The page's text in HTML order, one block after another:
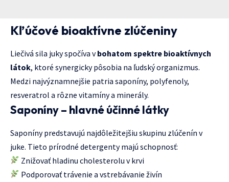
Kľúčové bioaktívne zlúčeniny
Liečivá sila juky spočíva vbohatom spektre bioaktívnych
látok, ktoré synergicky pôsobia na ľudský organizmus.
Medzi najvýznamnejšie patria saponíny, polyfenoly,
resveratrol a rôzne vitamíny a minerály.
Saponíny – hlavné účinné látky
Saponíny predstavujú najdôležitejšiu skupinu zlúčenín v
juke. Tieto prírodné detergenty majú schopnosť:
Znižovať hladinu cholesterolu v krvi
Podporovať trávenie a vstrebávanie živín